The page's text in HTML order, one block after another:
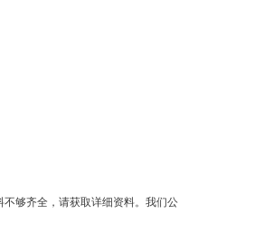
够齐全，请获取详细资料。我们公